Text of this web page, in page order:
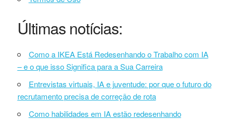
Últimas notícias:
Como a IKEA Está Redesenhando o Trabalho com IA
– e o que isso Significa para a Sua Carreira
Entrevistas virtuais, IA e juventude: por que o futuro do
recrutamento precisa de correção de rota
Como habilidades em IA estão redesenhando